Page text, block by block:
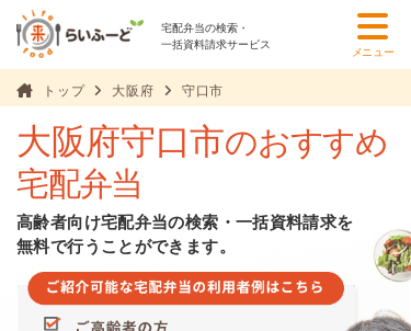
宅配弁当の検索・
一括資料請求サービス
メニュー
トップ 大阪府 守口市
大阪府守口市のおすすめ
宅配弁当
高齢者向け宅配弁当の検索・一括資料請求を
無料で行うことができます。